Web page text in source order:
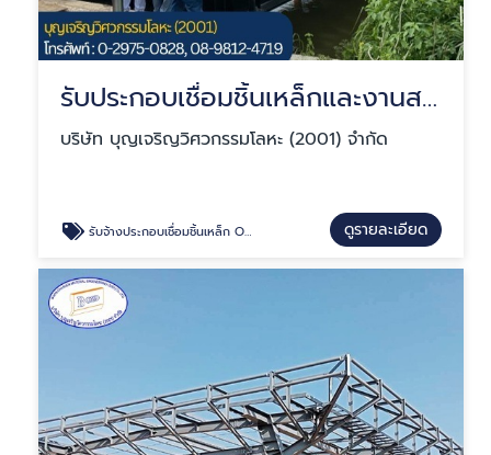
รับประกอบเชื่อมชิ้นเหล็กและงานสแตนเลส ผลิตงาน OEM
บริษัท บุญเจริญวิศวกรรมโลหะ (2001) จำกัด
รับจ้างประกอบเชื่อมชิ้นเหล็ก OEM ดูรายละเอียด